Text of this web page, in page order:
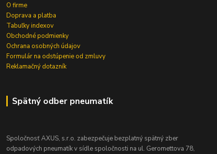
O firme
Doprava a platba
Tabuľky indexov
Obchodné podmienky
Ochrana osobných údajov
Formulár na odstúpenie od zmluvy
Reklamačný dotazník
Spätný odber pneumatík
Spoločnosť AXUS, s.r.o. zabezpečuje bezplatný spätný zber
odpadových pneumatík v sídle spoločnosti na ul. Geromettova 78,